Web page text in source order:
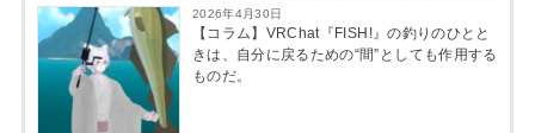
2026年4月30日
【コラム】VRChat『FISH!』の釣りのひとと
きは、自分に戻るための“間”としても作用する
ものだ。